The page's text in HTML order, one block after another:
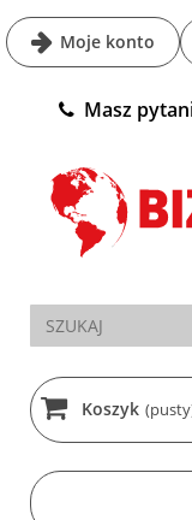
Moje konto
Masz
Koszyk